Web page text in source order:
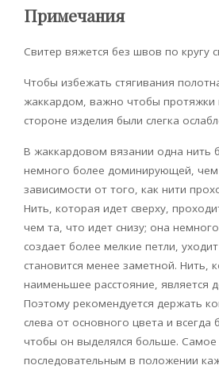
Примечания
Свитер вяжется без швов по кругу
Чтобы избежать стягивания
жаккардом, важно чтобы протяжки
стороне изделия были слегка
В жаккардовом вязании одна нить
немного более доминирующей, чем
зависимости от того, как нити
Нить, которая идет сверху,
чем та, что идет снизу; она
создает более мелкие петли,
становится менее заметной. Нить,
наименьшее расстояние, является
Поэтому рекомендуется держать
слева от основного цвета и всегда
чтобы он выделялся больше.
последовательным в положении